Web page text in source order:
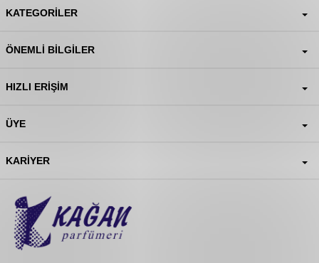
KATEGORILER
ÖNEMLI BILGILER
HIZLI ERIŞIM
ÜYE
KARIYER